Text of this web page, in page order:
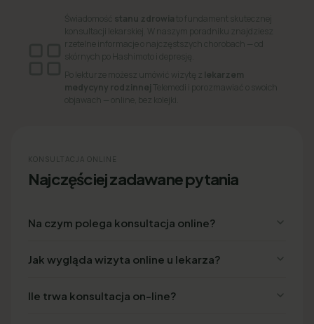
Świadomość stanu zdrowia to fundament skutecznej
konsultacji lekarskiej. W naszym poradniku znajdziesz
rzetelne informacje o najczęstszych chorobach — od
skórnych po Hashimoto i depresję.
Po lekturze możesz umówić wizytę z lekarzem
medycyny rodzinnej Telemedi i porozmawiać o swoich
objawach — online, bez kolejki.
KONSULTACJA ONLINE
Najczęściej zadawane pytania
Na czym polega konsultacja online?
Jak wygląda wizyta online u lekarza?
Ile trwa konsultacja on-line?